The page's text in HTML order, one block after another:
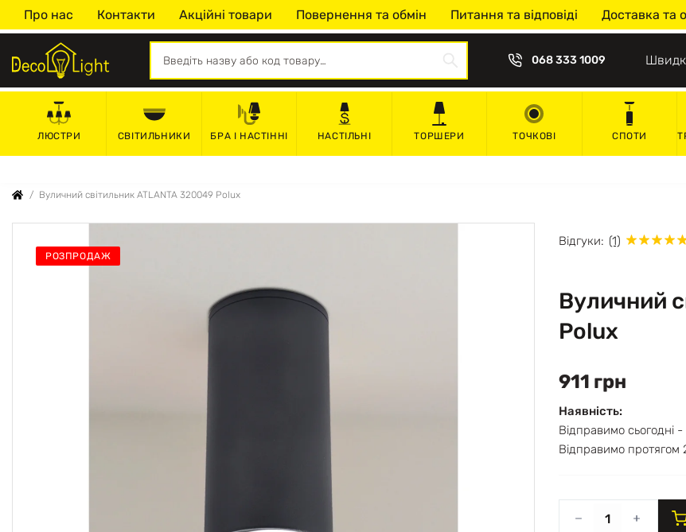
Про нас Контакти Акційні товари Повернення та обмін Питання та відповіді Доставка та
068 333 1009
ЛЮСТРИ СВІТИЛЬНИКИ БРА І НАСТІННІ НАСТІЛЬНІ ТОРШЕРИ ТОЧКОВІ СПОТИ
Вуличний світильник ATLANTA 320049 Polux
РОЗПРОДАЖ
Відгуки: (1)
Вуличний
Polux
911 грн
Наявність:
Відправимо сьогодні -
Відправимо протягом